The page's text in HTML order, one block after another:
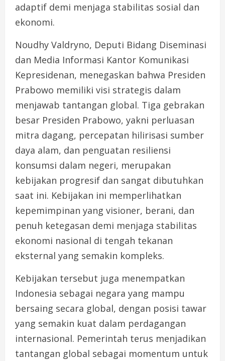
adaptif demi menjaga stabilitas sosial dan
ekonomi.
Noudhy Valdryno, Deputi Bidang Diseminasi
dan Media Informasi Kantor Komunikasi
Kepresidenan, menegaskan bahwa Presiden
Prabowo memiliki visi strategis dalam
menjawab tantangan global. Tiga gebrakan
besar Presiden Prabowo, yakni perluasan
mitra dagang, percepatan hilirisasi sumber
daya alam, dan penguatan resiliensi
konsumsi dalam negeri, merupakan
kebijakan progresif dan sangat dibutuhkan
saat ini. Kebijakan ini memperlihatkan
kepemimpinan yang visioner, berani, dan
penuh ketegasan demi menjaga stabilitas
ekonomi nasional di tengah tekanan
eksternal yang semakin kompleks.
Kebijakan tersebut juga menempatkan
Indonesia sebagai negara yang mampu
bersaing secara global, dengan posisi tawar
yang semakin kuat dalam perdagangan
internasional. Pemerintah terus menjadikan
tantangan global sebagai momentum untuk